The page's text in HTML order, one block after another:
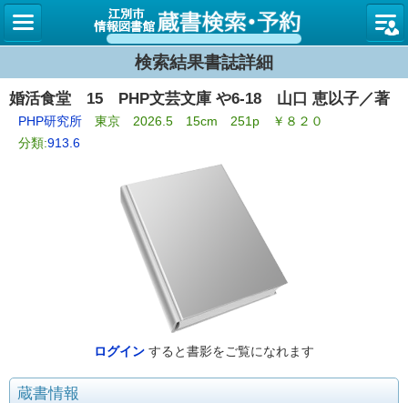
図書館
検索結果書誌詳細
婚活食堂 15 PHP文芸文庫 や6-18 山口 恵以子／著
PHP研究所 東京 2026.5 15cm 251p ￥８２０
分類:913.6
ログイン すると書影をご覧になれます
蔵書情報